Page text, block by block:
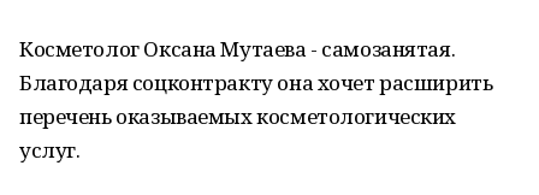
Косметолог Оксана Мутаева - самозанятая.
Благодаря соцконтракту она хочет расширить
перечень оказываемых косметологических
услуг.